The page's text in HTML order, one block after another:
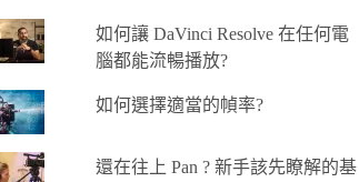
如何讓 DaVinci Resolve 在任何電
腦都能流暢播放?
如何選擇適當的幀率?
還在往上 Pan ? 新手該先瞭解的基